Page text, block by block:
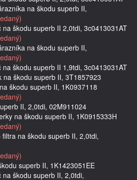
na škodu superb II,
škodu superb II 2,0tdi, 3c0413031AT
na škodu superb II,
škodu superb II 1,9tdi, 3c0413031AT
na škodu superb II, 3T1857923
škodu superb II, 1K0937118
II, 2,0tdi, 02M911024
na škodu superb II, 1K0915333H
na škodu superb II, 2,0tdi,
superb II, 1K1423051EE
škodu superb II, 2,0tdi,